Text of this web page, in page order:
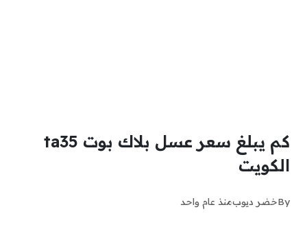
كم يبلغ سعر عسل بلاك بوت ta35
الكويت
Byخضر ديوبمنذ عام واحد